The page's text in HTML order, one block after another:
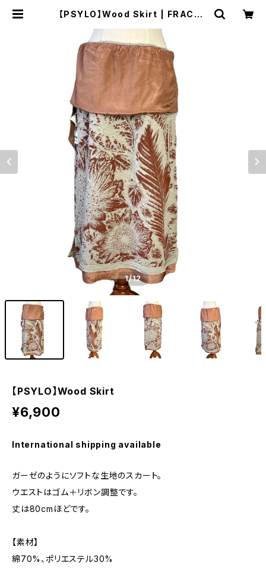
【PSYLO】Wood Skirt | FRACTA
1/12
【PSYLO】Wood Skirt
¥6,900
International shipping available
ガーゼのようにソフトな生地のスカート。
ウエストはゴム＋リボン調整です。
丈は80cmほどです。
【素材】
綿70%、ポリエステル30%